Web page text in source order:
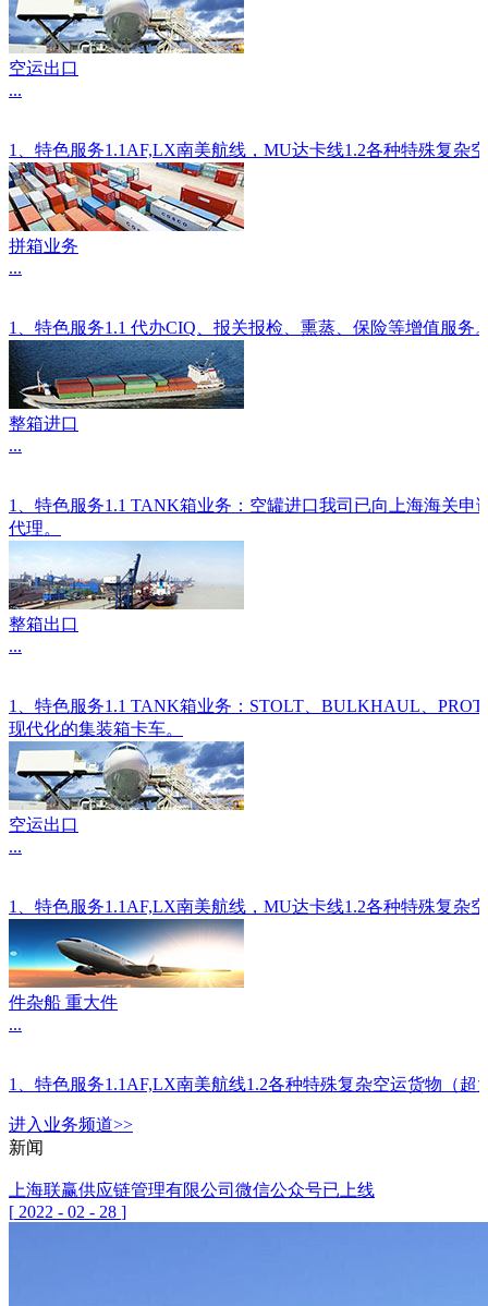
空运出口
...
1、特色服务1.1AF,LX南美航线，MU达卡线1.2各种特殊复杂
拼箱业务
...
1、特色服务1.1 代办CIQ、报关报检、熏蒸、保险等增值服
整箱进口
...
1、特色服务1.1 TANK箱业务：空罐进口我司已向上海海关
代理。
整箱出口
...
1、特色服务1.1 TANK箱业务：STOLT、BULKHAUL、
现代化的集装箱卡车。
空运出口
...
1、特色服务1.1AF,LX南美航线，MU达卡线1.2各种特殊复杂
件杂船 重大件
...
1、特色服务1.1AF,LX南美航线1.2各种特殊复杂空运货物（
进入 业务频道>>
新闻
上海联赢供应链管理有限公司微信公众号已上线
[ 2022 - 02 - 28 ]